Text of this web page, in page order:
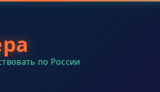
по России